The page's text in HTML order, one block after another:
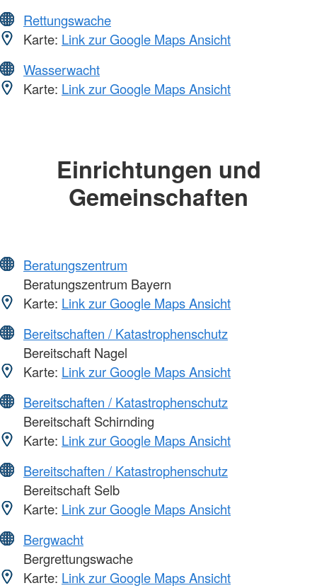
Rettungswache
Karte: Link zur Google Maps Ansicht
Wasserwacht
Karte: Link zur Google Maps Ansicht
Einrichtungen und
Gemeinschaften
Beratungszentrum
Beratungszentrum Bayern
Karte: Link zur Google Maps Ansicht
Bereitschaften / Katastrophenschutz
Bereitschaft Nagel
Karte: Link zur Google Maps Ansicht
Bereitschaften / Katastrophenschutz
Bereitschaft Schirnding
Karte: Link zur Google Maps Ansicht
Bereitschaften / Katastrophenschutz
Bereitschaft Selb
Karte: Link zur Google Maps Ansicht
Bergwacht
Bergrettungswache
Karte: Link zur Google Maps Ansicht